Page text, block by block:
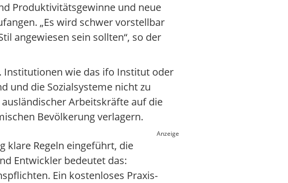
Produktivitätsgewinne und neue
„Es wird schwer vorstellbar
angewiesen sein sollten“, so der
Institutionen wie das ifo Institut oder
und die Sozialsysteme nicht zu
Arbeitskräfte auf die
Bevölkerung verlagern.
Anzeige
klare Regeln eingeführt, die
Entwickler bedeutet das:
Ein kostenloses Praxis-